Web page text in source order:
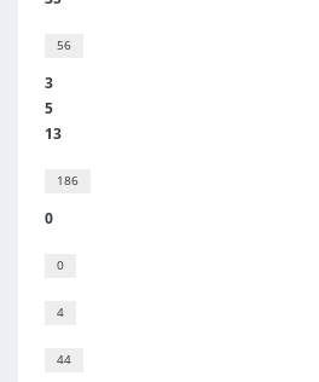
56
3
5
13
186
0
0
4
44